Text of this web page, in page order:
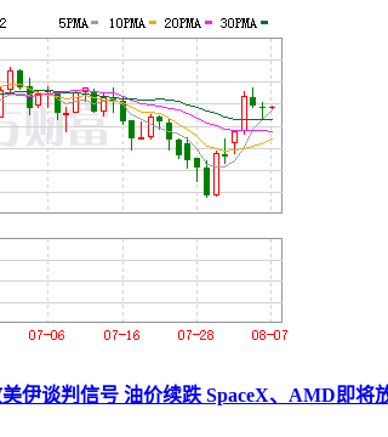
伊谈判信号 油价续跌 SpaceX、AMD即将